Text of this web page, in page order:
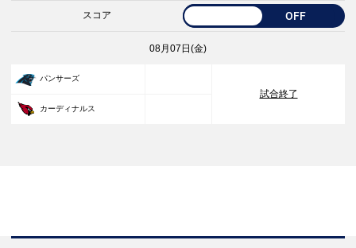
スコア OFF
08月07日(金)
パンサーズ
試合終了
カーディナルス